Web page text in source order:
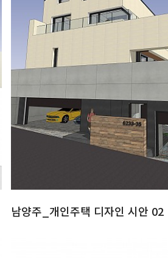
남양주_개인주택 디자인 시안 02